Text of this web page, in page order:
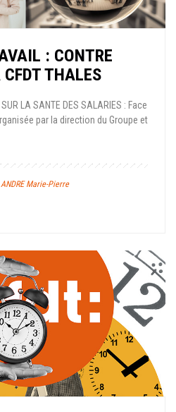
: CONTRE
THALES
LA SANTE DES SALARIES : Face
par la direction du Groupe et
Marie-Pierre